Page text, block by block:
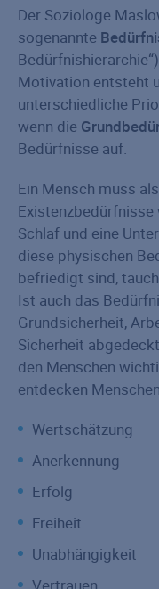
Der Soziologe
sogenannte
Motivation entsteht
unterschiedliche
wenn die
Bedürfnisse auf.
Ein Mensch muss
Existenzbedürfnisse
Schlaf und eine
diese physischen
befriedigt sind,
Ist auch das
Grundsicherheit,
Sicherheit
den Menschen
entdecken Menschen
Wertschätzung
Anerkennung
Erfolg
Freiheit
Unabhängigkeit